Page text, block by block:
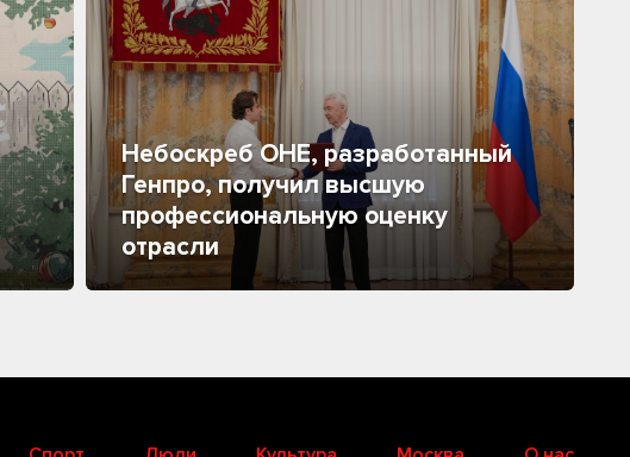
Небоскреб ОНЕ, разработанный
Генпро, получил высшую
профессиональную оценку
отрасли